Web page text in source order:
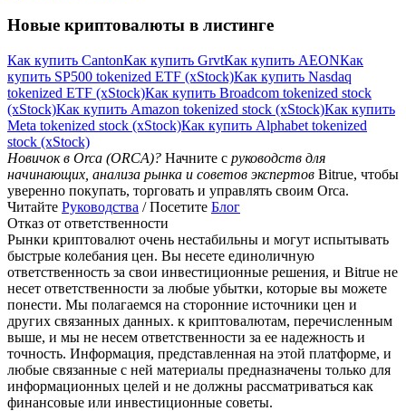
Новые криптовалюты в листинге
Как купить CantonКак купить GrvtКак купить AEONКак
купить SP500 tokenized ETF (xStock)Как купить Nasdaq
tokenized ETF (xStock)Как купить Broadcom tokenized stock
(xStock)Как купить Amazon tokenized stock (xStock)Как купить
Meta tokenized stock (xStock)Как купить Alphabet tokenized
stock (xStock)
Новичок в Orca (ORCA)? Начните с руководств для
начинающих, анализа рынка и советов экспертов Bitrue, чтобы
уверенно покупать, торговать и управлять своим Orca.
Читайте Руководства / Посетите Блог
Отказ от ответственности
Рынки криптовалют очень нестабильны и могут испытывать
быстрые колебания цен. Вы несете единоличную
ответственность за свои инвестиционные решения, и Bitrue не
несет ответственности за любые убытки, которые вы можете
понести. Мы полагаемся на сторонние источники цен и
других связанных данных. к криптовалютам, перечисленным
выше, и мы не несем ответственности за ее надежность и
точность. Информация, представленная на этой платформе, и
любые связанные с ней материалы предназначены только для
информационных целей и не должны рассматриваться как
финансовые или инвестиционные советы.